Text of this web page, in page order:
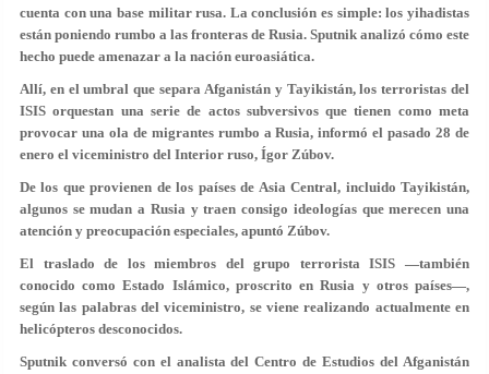
cuenta con una base militar rusa. La conclusión es simple: los yihadistas
están poniendo rumbo a las fronteras de Rusia. Sputnik analizó cómo este
hecho puede amenazar a la nación euroasiática.
Allí, en el umbral que separa Afganistán y Tayikistán, los terroristas del
ISIS orquestan una serie de actos subversivos que tienen como meta
provocar una ola de migrantes rumbo a Rusia, informó el pasado 28 de
enero el viceministro del Interior ruso, Ígor Zúbov.
De los que provienen de los países de Asia Central, incluido Tayikistán,
algunos se mudan a Rusia y traen consigo ideologías que merecen una
atención y preocupación especiales, apuntó Zúbov.
El traslado de los miembros del grupo terrorista ISIS —también
conocido como Estado Islámico, proscrito en Rusia y otros países—,
según las palabras del viceministro, se viene realizando actualmente en
helicópteros desconocidos.
Sputnik conversó con el analista del Centro de Estudios del Afganistán